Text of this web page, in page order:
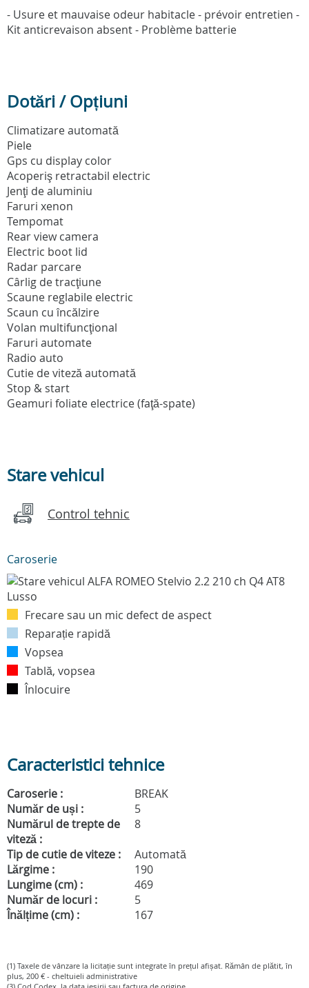
- Usure et mauvaise odeur habitacle - prévoir entretien -
Kit anticrevaison absent - Problème batterie
Dotări / Opțiuni
Climatizare automată
Piele
Gps cu display color
Acoperiş retractabil electric
Jenţi de aluminiu
Faruri xenon
Tempomat
Rear view camera
Electric boot lid
Radar parcare
Cârlig de tracţiune
Scaune reglabile electric
Scaun cu încălzire
Volan multifuncţional
Faruri automate
Radio auto
Cutie de viteză automată
Stop & start
Geamuri foliate electrice (faţă-spate)
Stare vehicul
Control tehnic
Caroserie
Frecare sau un mic defect de aspect
Reparație rapidă
Vopsea
Tablă, vopsea
Înlocuire
Caracteristici tehnice
Caroserie :
BREAK
Număr de uși :
5
Numărul de trepte de
viteză :
8
Tip de cutie de viteze :
Automată
Lărgime :
190
Lungime (cm) :
469
Număr de locuri :
5
Înălțime (cm) :
167
(1) Taxele de vânzare la licitație sunt integrate în prețul afișat. Rămân de plătit, în
plus, 200 € - cheltuieli administrative